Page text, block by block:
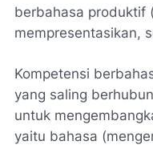
berbahasa produktif
mempresentasikan,
Kompetensi
yang saling
untuk
yaitu bahasa